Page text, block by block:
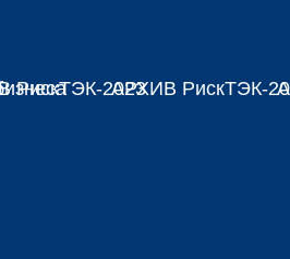
РискТЭК-2023АРХИВ РискТЭК-